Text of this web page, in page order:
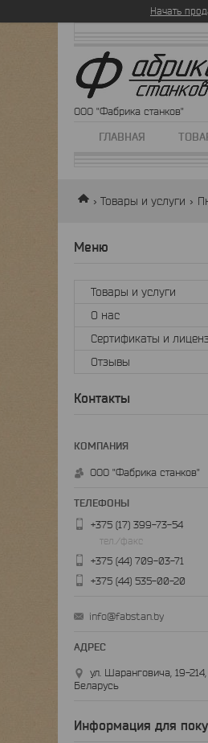
Начать
ООО "Фабрика станков"
ГЛАВНАЯ
Товары и услуги
Товары и услуги
О нас
Сертификаты и
Отзывы
Контакты
ООО "Фабрика станков"
+375 (17) 399-73-54
тел./факс
+375 (44) 709-03-71
+375 (44) 535-00-20
info@fabstan.by
ул. Шаранговича, 19-
Беларусь
Информация для